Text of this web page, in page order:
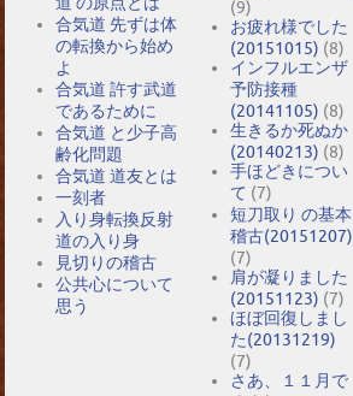
合気道 先ずは体
の転換から始め
よ
合気道 許す武道
であるために
合気道 と少子高
齢化問題
合気道 道友とは
一刻者
入り身転換反射
道の入り身
見切りの稽古
公共心について
思う
(9)
お疲れ様でした
(20151015) (8)
インフルエンザ
予防接種
(20141105) (8)
生きるか死ぬか
(20140213) (8)
手ほどきについ
て (7)
短刀取り の基本
稽古(20151207)
(7)
肩が凝りました
(20151123) (7)
ほぼ回復しまし
た(20131219)
(7)
さあ、１１月で